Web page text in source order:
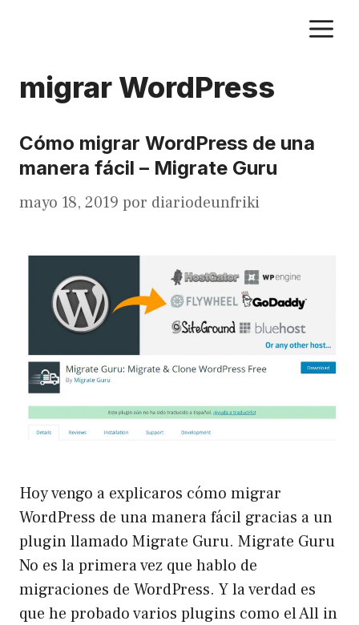
migrar WordPress
Cómo migrar WordPress de una
manera fácil – Migrate Guru
mayo 18, 2019 por diariodeunfriki
Hoy vengo a explicaros cómo migrar
WordPress de una manera fácil gracias a un
plugin llamado Migrate Guru. Migrate Guru
No es la primera vez que hablo de
migraciones de WordPress. Y la verdad es
que he probado varios plugins como el All in